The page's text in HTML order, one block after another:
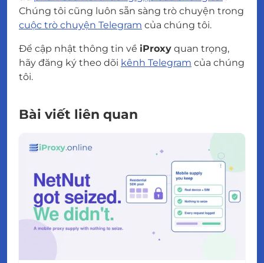
Chúng tôi cũng luôn sẵn sàng trò chuyện trong
cuộc trò chuyện Telegram của chúng tôi.
Để cập nhật thông tin về iProxy quan trọng,
hãy đăng ký theo dõi kênh Telegram của chúng
tôi.
Bài viết liên quan